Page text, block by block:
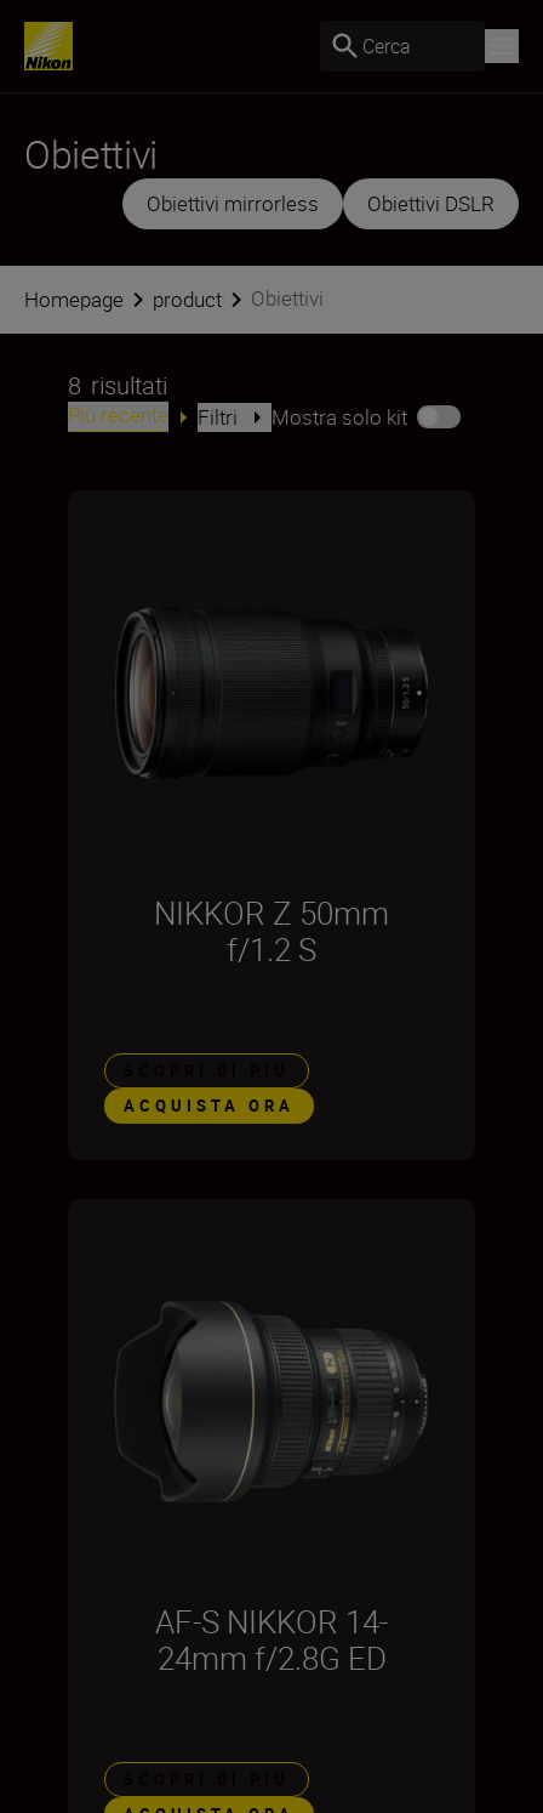
Cerca
Obiettivi
Obiettivi mirrorless Obiettivi DSLR
Homepage product Obiettivi
8 risultati
Più recente Filtri Mostra solo kit
NIKKOR Z 50mm
f/1.2 S
ACQUISTA ORA
AF-S NIKKOR 14-
24mm f/2.8G ED